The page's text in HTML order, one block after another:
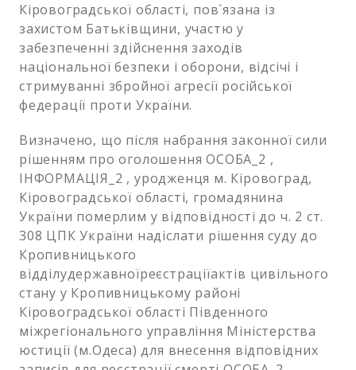
Кіровоградської області, пов`язана із
захистом Батьківщини, участю у
забезпеченні здійснення заходів
національної безпеки і оборони, відсічі і
стримуванні збройної агресії російської
федерації проти України.
Визначено, що після набрання законної сили
рішенням про оголошення ОСОБА_2 ,
ІНФОРМАЦІЯ_2 , уродженця м. Кіровоград,
Кіровоградської області, громадянина
України померлим у відповідності до ч. 2 ст.
308 ЦПК України надіслати рішення суду до
Кропивницького
відділудержавноїреєстраціїактів цивільного
стану у Кропивницькому районі
Кіровоградської області Південного
міжрегіонального управління Міністерства
юстиції (м.Одеса) для внесення відповідних